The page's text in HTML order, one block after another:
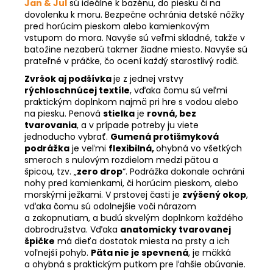
Jan & Jul sú ideálne k bazénu, do piesku či na
dovolenku k moru. Bezpečne ochránia detské nôžky
pred horúcim pieskom alebo kamienkovým
vstupom do mora. Navyše sú veľmi skladné, takže v
batožine nezaberú takmer žiadne miesto. Navyše sú
prateľné v práčke, čo ocení každý starostlivý rodič.
Zvršok aj podšívkaje z jednej vrstvy
rýchloschnúcej textíle, vďaka čomu sú veľmi
praktickým doplnkom najmä pri hre s vodou alebo
na piesku. Penová stielka je rovná, bez
tvarovania, a v prípade potreby ju viete
jednoducho vybrať. Gumená protišmyková
podrážka je veľmi flexibilná,ohybná vo všetkých
smeroch s nulovým rozdielom medzi pätou a
špicou, tzv. „zero drop“. Podrážka dokonale ochráni
nohy pred kamienkami, či horúcim pieskom, alebo
morskými ježkami. V prstovej časti je zvýšený okop,
vďaka čomu sú odolnejšie voči nárazom
a zakopnutiam, a budú skvelým doplnkom každého
dobrodružstva. Vďaka anatomicky tvarovanej
špičke má dieťa dostatok miesta na prsty a ich
voľnejší pohyb. Päta nie je spevnená, je mäkká
a ohybná s praktickým putkom pre ľahšie obúvanie.